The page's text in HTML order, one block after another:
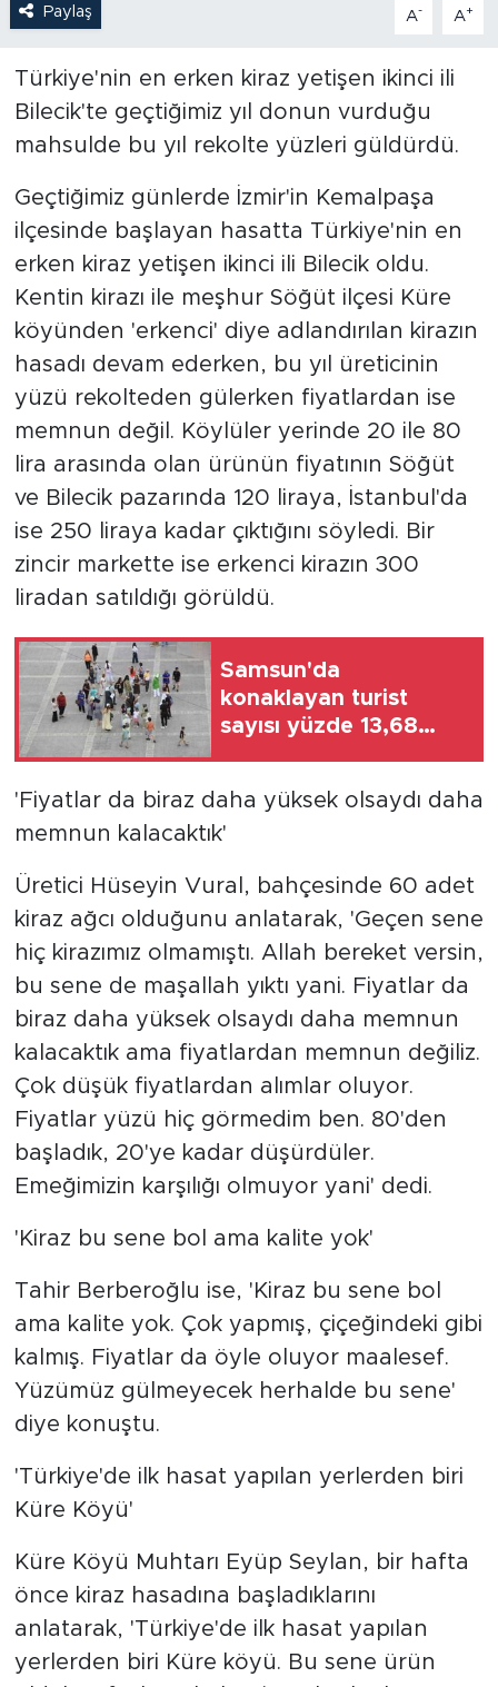
Paylaş A- A+
Türkiye'nin en erken kiraz yetişen ikinci ili
Bilecik'te geçtiğimiz yıl donun vurduğu
mahsulde bu yıl rekolte yüzleri güldürdü.
Geçtiğimiz günlerde İzmir'in Kemalpaşa
ilçesinde başlayan hasatta Türkiye'nin en
erken kiraz yetişen ikinci ili Bilecik oldu.
Kentin kirazı ile meşhur Söğüt ilçesi Küre
köyünden 'erkenci' diye adlandırılan kirazın
hasadı devam ederken, bu yıl üreticinin
yüzü rekolteden gülerken fiyatlardan ise
memnun değil. Köylüler yerinde 20 ile 80
lira arasında olan ürünün fiyatının Söğüt
ve Bilecik pazarında 120 liraya, İstanbul'da
ise 250 liraya kadar çıktığını söyledi. Bir
zincir markette ise erkenci kirazın 300
liradan satıldığı görüldü.
Samsun'da
konaklayan turist
sayısı yüzde 13,68
'Fiyatlar da biraz daha yüksek olsaydı daha
memnun kalacaktık'
Üretici Hüseyin Vural, bahçesinde 60 adet
kiraz ağcı olduğunu anlatarak, 'Geçen sene
hiç kirazımız olmamıştı. Allah bereket versin,
bu sene de maşallah yıktı yani. Fiyatlar da
biraz daha yüksek olsaydı daha memnun
kalacaktık ama fiyatlardan memnun değiliz.
Çok düşük fiyatlardan alımlar oluyor.
Fiyatlar yüzü hiç görmedim ben. 80'den
başladık, 20'ye kadar düşürdüler.
Emeğimizin karşılığı olmuyor yani' dedi.
'Kiraz bu sene bol ama kalite yok'
Tahir Berberoğlu ise, 'Kiraz bu sene bol
ama kalite yok. Çok yapmış, çiçeğindeki gibi
kalmış. Fiyatlar da öyle oluyor maalesef.
Yüzümüz gülmeyecek herhalde bu sene'
diye konuştu.
'Türkiye'de ilk hasat yapılan yerlerden biri
Küre Köyü'
Küre Köyü Muhtarı Eyüp Seylan, bir hafta
önce kiraz hasadına başladıklarını
anlatarak, 'Türkiye'de ilk hasat yapılan
yerlerden biri Küre köyü. Bu sene ürün